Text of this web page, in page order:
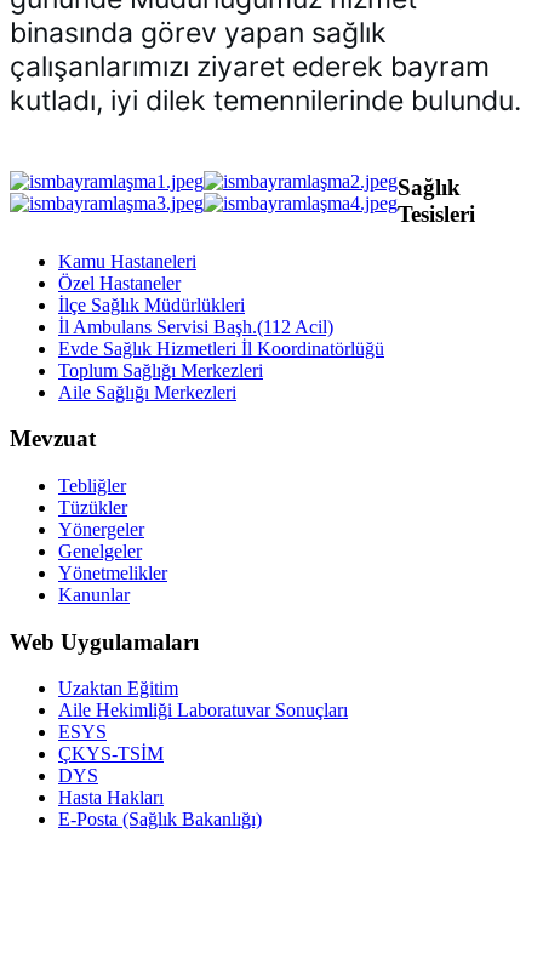
binasında görev yapan sağlık
çalışanlarımızı ziyaret ederek bayram
kutladı, iyi dilek temennilerinde bulundu.
Sağlık
Tesisleri
Kamu Hastaneleri
Özel Hastaneler
İlçe Sağlık Müdürlükleri
İl Ambulans Servisi Başh.(112 Acil)
Evde Sağlık Hizmetleri İl Koordinatörlüğü
Toplum Sağlığı Merkezleri
Aile Sağlığı Merkezleri
Mevzuat
Tebliğler
Tüzükler
Yönergeler
Genelgeler
Yönetmelikler
Kanunlar
Web Uygulamaları
Uzaktan Eğitim
Aile Hekimliği Laboratuvar Sonuçları
ESYS
ÇKYS-TSİM
DYS
Hasta Hakları
E-Posta (Sağlık Bakanlığı)